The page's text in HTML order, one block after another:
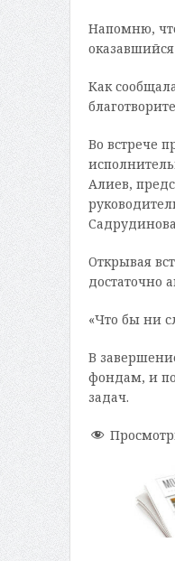
Напомню,
Как
Во встрече
Алиев,
Открывая
достаточно
«Что бы ни
В
фондам, и
задач.